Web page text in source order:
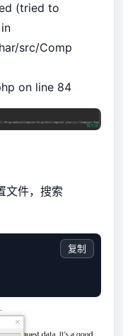
(tried to
src/Comp
on line 84
文件，搜索
复制